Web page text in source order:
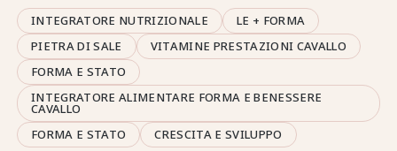
INTEGRATORE NUTRIZIONALE
LE + FORMA
PIETRA DI SALE
VITAMINE PRESTAZIONI CAVALLO
FORMA E STATO
INTEGRATORE ALIMENTARE FORMA E BENESSERE
CAVALLO
FORMA E STATO
CRESCITA E SVILUPPO